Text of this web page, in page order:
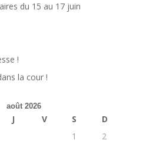
du 15 au 17 juin
!
la cour !
août 2026
J V S
D
1
2